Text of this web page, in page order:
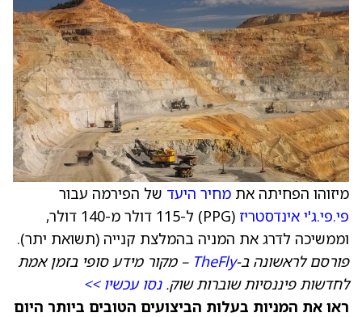
מיזוהו הפחיתה את מחיר היעד של הפירמה עבור
פי.פי.ג'י אינדסטריז
(PPG) ל-115 דולר מ-140 דולר,
וממשיכה לדרג את המניה בהמלצת קנייה (תשואת יתר).
פורסם לראשונה ב-TheFly – מקור מידע סופי בזמן אמת
לחדשות פיננסיות שוברות שוק.נסו עכשיו >>
ראו את המניות בעלות הביצועים הטובים ביותר היום